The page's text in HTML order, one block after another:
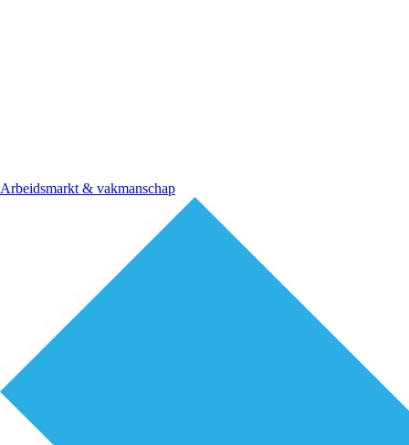
Arbeidsmarkt & vakmanschap